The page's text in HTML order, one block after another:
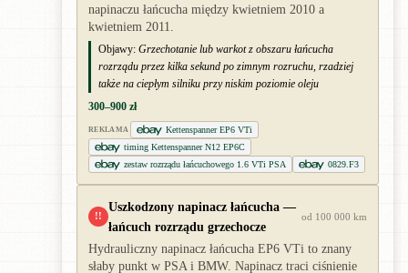
napinaczu łańcucha między kwietniem 2010 a
kwietniem 2011.
Objawy: Grzechotanie lub warkot z obszaru łańcucha
rozrządu przez kilka sekund po zimnym rozruchu, rzadziej
także na ciepłym silniku przy niskim poziomie oleju
300–900 zł
REKLAMA
Kettenspanner EP6 VTi
timing Kettenspanner N12 EP6C
zestaw rozrządu łańcuchowego 1.6 VTi PSA
0829.F3
!!
Uszkodzony napinacz łańcucha —
łańcuch rozrządu grzechocze
od 100 000 km
Hydrauliczny napinacz łańcucha EP6 VTi to znany
słaby punkt w PSA i BMW. Napinacz traci ciśnienie